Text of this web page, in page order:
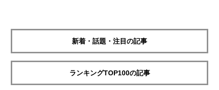
新着・話題・注目の記事
ランキングTOP100の記事